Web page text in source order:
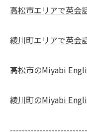
高松市エリアで英会
綾川町エリアで英会
高松市のMiyabi
綾川町のMiyabi